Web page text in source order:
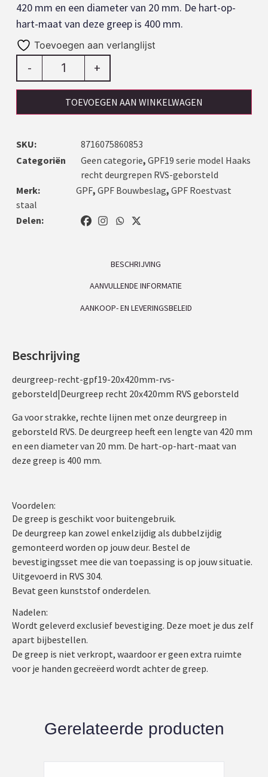
420 mm en een diameter van 20 mm. De hart-op-
hart-maat van deze greep is 400 mm.
Toevoegen aan verlanglijst
- +
TOEVOEGEN AAN WINKELWAGEN
SKU:
8716075860853
Categoriën
Geen categorie, GPF19 serie model Haaks
recht deurgrepen RVS-geborsteld
Merk:
GPF, GPF Bouwbeslag, GPF Roestvast
staal
Delen:
BESCHRIJVING
AANVULLENDE INFORMATIE
AANKOOP- EN LEVERINGSBELEID
Beschrijving
deurgreep-recht-gpf19-20x420mm-rvs-
geborsteld|Deurgreep recht 20x420mm RVS geborsteld
Ga voor strakke, rechte lijnen met onze deurgreep in
geborsteld RVS. De deurgreep heeft een lengte van 420 mm
en een diameter van 20 mm. De hart-op-hart-maat van
deze greep is 400 mm.
Voordelen:
De greep is geschikt voor buitengebruik.
De deurgreep kan zowel enkelzijdig als dubbelzijdig
gemonteerd worden op jouw deur. Bestel de
bevestigingsset mee die van toepassing is op jouw situatie.
Uitgevoerd in RVS 304.
Bevat geen kunststof onderdelen.
Nadelen:
Wordt geleverd exclusief bevestiging. Deze moet je dus zelf
apart bijbestellen.
De greep is niet verkropt, waardoor er geen extra ruimte
voor je handen gecreëerd wordt achter de greep.
Gerelateerde producten